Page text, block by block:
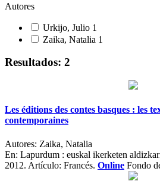
Autores
Urkijo, Julio 1
Zaika, Natalia 1
Resultados: 2
Les éditions des contes basques : les
contemporaines
Autores: Zaika, Natalia
En: Lapurdum : euskal ikerketen
2012. Artículo: Francés. Online Fondo